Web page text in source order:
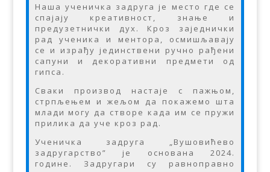
Наша ученичка задруга је место где се
спајају креативност, знање и
предузетнички дух. Кроз заједнички
рад ученика и ментора, осмишљавају
се и израђу јединствени ручно рађени
сапуни и декоративни предмети од
гипса.
Сваки производ настаје с пажњом,
стрпљењем и жељом да покажемо шта
млади могу да створе када им се пружи
прилика да уче кроз рад.
Ученичка задруга „Вушовићево
задругарство” је основана 2024.
године. Задругари су равноправно